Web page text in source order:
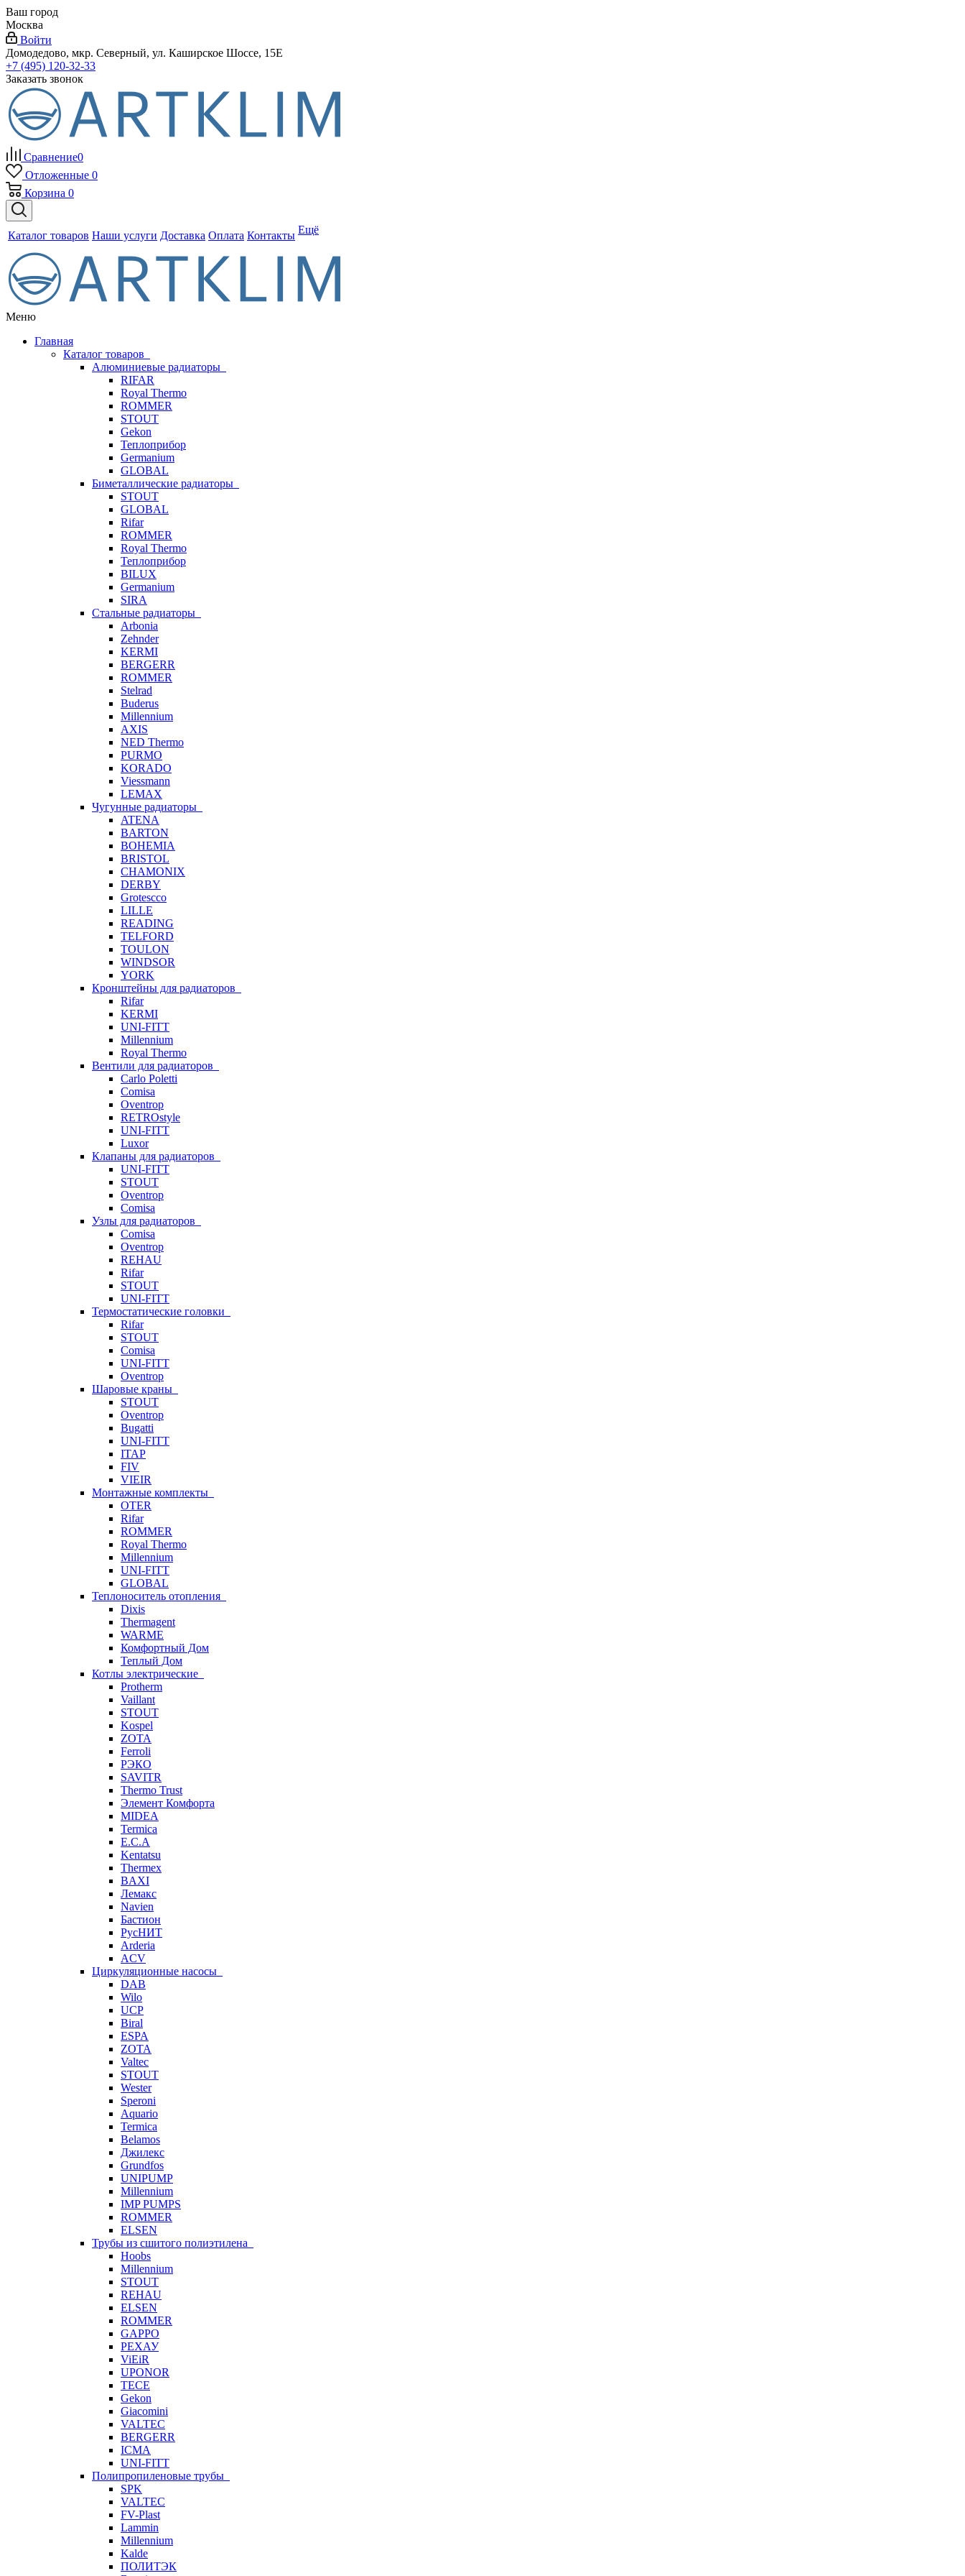
Ваш город
Москва
Войти
Домодедово, мкр. Северный, ул. Каширское Шоссе, 15Е
+7 (495) 120-32-33
Заказать звонок
Сравнение0
Отложенные 0
Корзина 0
Каталог товаров Наши услуги Доставка Оплата Контакты Ещё
Меню
Главная
Каталог товаров
Алюминиевые радиаторы
RIFAR
Royal Thermo
ROMMER
STOUT
Gekon
Теплоприбор
Germanium
GLOBAL
Биметаллические радиаторы
STOUT
GLOBAL
Rifar
ROMMER
Royal Thermo
Теплоприбор
BILUX
Germanium
SIRA
Стальные радиаторы
Arbonia
Zehnder
KERMI
BERGERR
ROMMER
Stelrad
Buderus
Millennium
AXIS
NED Thermo
PURMO
KORADO
Viessmann
LEMAX
Чугунные радиаторы
ATENA
BARTON
BOHEMIA
BRISTOL
CHAMONIX
DERBY
Grotescco
LILLE
READING
TELFORD
TOULON
WINDSOR
YORK
Кронштейны для радиаторов
Rifar
KERMI
UNI-FITT
Millennium
Royal Thermo
Вентили для радиаторов
Carlo Poletti
Comisa
Oventrop
RETROstyle
UNI-FITT
Luxor
Клапаны для радиаторов
UNI-FITT
STOUT
Oventrop
Comisa
Узлы для радиаторов
Comisa
Oventrop
REHAU
Rifar
STOUT
UNI-FITT
Термостатические головки
Rifar
STOUT
Comisa
UNI-FITT
Oventrop
Шаровые краны
STOUT
Oventrop
Bugatti
UNI-FITT
ITAP
FIV
VIEIR
Монтажные комплекты
OTER
Rifar
ROMMER
Royal Thermo
Millennium
UNI-FITT
GLOBAL
Теплоноситель отопления
Dixis
Thermagent
WARME
Комфортный Дом
Теплый Дом
Котлы электрические
Protherm
Vaillant
STOUT
Kospel
ZOTA
Ferroli
РЭКО
SAVITR
Thermo Trust
Элемент Комфорта
MIDEA
Termica
E.C.A
Kentatsu
Thermex
BAXI
Лемакс
Navien
Бастион
РусНИТ
Arderia
ACV
Циркуляционные насосы
DAB
Wilo
UCP
Biral
ESPA
ZOTA
Valtec
STOUT
Wester
Speroni
Aquario
Termica
Belamos
Джилекс
Grundfos
UNIPUMP
Millennium
IMP PUMPS
ROMMER
ELSEN
Трубы из сшитого полиэтилена
Hoobs
Millennium
STOUT
REHAU
ELSEN
ROMMER
GAPPO
РЕХАУ
ViEiR
UPONOR
TECE
Gekon
Giacomini
VALTEC
BERGERR
ICMA
UNI-FITT
Полипропиленовые трубы
SPK
VALTEC
FV-Plast
Lammin
Millennium
Kalde
ПОЛИТЭК